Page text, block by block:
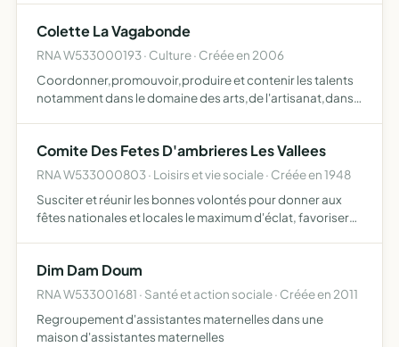
Colette La Vagabonde
RNA W533000193 · Culture · Créée en 2006
Coordonner,promouvoir,produire et contenir les talents
notamment dans le domaine des arts,de l'artisanat,dans
Comite Des Fetes D'ambrieres Les Vallees
RNA W533000803 · Loisirs et vie sociale · Créée en 1948
Susciter et réunir les bonnes volontés pour donner aux
fêtes nationales et locales le maximum d'éclat, favoriser
Dim Dam Doum
RNA W533001681 · Santé et action sociale · Créée en 2011
Regroupement d'assistantes maternelles dans une
maison d'assistantes maternelles